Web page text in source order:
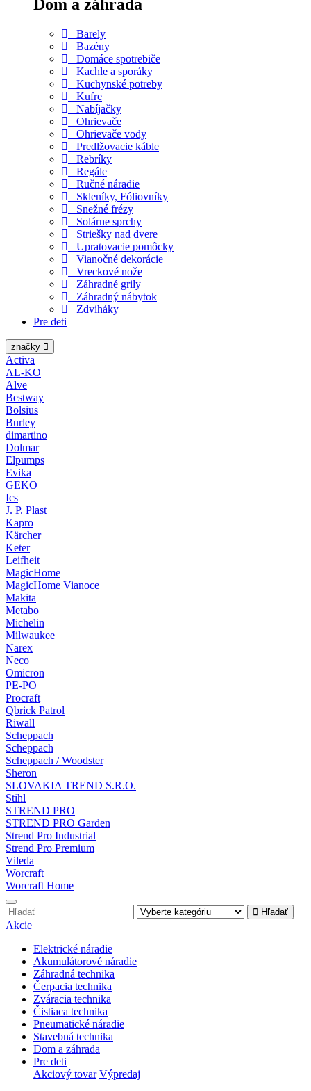
Dom a záhrada
Barely
Bazény
Domáce spotrebiče
Kachle a sporáky
Kuchynské potreby
Kufre
Nabíjačky
Ohrievače
Ohrievače vody
Predlžovacie káble
Rebríky
Regále
Ručné náradie
Skleníky, Fóliovníky
Snežné frézy
Solárne sprchy
Striešky nad dvere
Upratovacie pomôcky
Vianočné dekorácie
Vreckové nože
Záhradné grily
Záhradný nábytok
Zdviháky
Pre deti
značky
Activa
AL-KO
Alve
Bestway
Bolsius
Burley
dimartino
Dolmar
Elpumps
Evika
GEKO
Ics
J. P. Plast
Kapro
Kärcher
Keter
Leifheit
MagicHome
MagicHome Vianoce
Makita
Metabo
Michelin
Milwaukee
Narex
Neco
Omicron
PE-PO
Procraft
Qbrick Patrol
Riwall
Scheppach
Scheppach
Scheppach / Woodster
Sheron
SLOVAKIA TREND S.R.O.
Stihl
STREND PRO
STREND PRO Garden
Strend Pro Industrial
Strend Pro Premium
Vileda
Worcraft
Worcraft Home
Hľadať
Akcie
Elektrické náradie
Akumulátorové náradie
Záhradná technika
Čerpacia technika
Zváracia technika
Čistiaca technika
Pneumatické náradie
Stavebná technika
Dom a záhrada
Pre deti
Akciový tovar Výpredaj